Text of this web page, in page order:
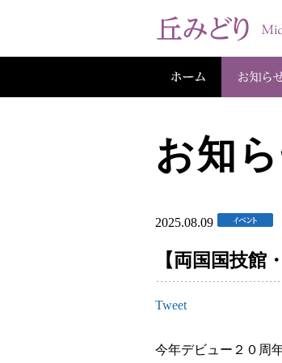
お知
2025.08.09
【両国国技
Tweet
今年デビュー２０周